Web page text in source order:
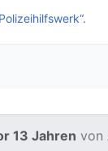
13 Jahren von